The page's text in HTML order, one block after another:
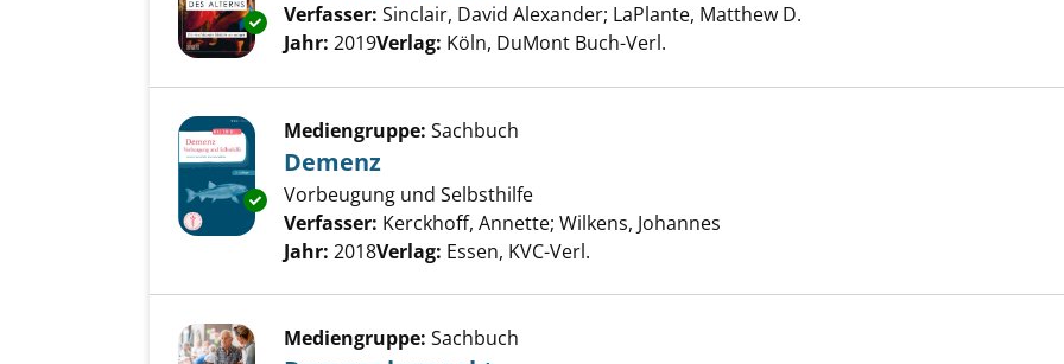
Exemplar-Details von Das Ende des Alterns anzeigen
Verfasser: Sinclair, David Alexander; LaPlante, Matthew D.
Jahr: 2019Verlag: Köln, DuMont Buch-Verl.
Exemplar-Details von Demenz anzeigen
Mediengruppe: Sachbuch
Demenz
Vorbeugung und Selbsthilfe
Verfasser: Kerckhoff, Annette; Wilkens, Johannes
Jahr: 2018Verlag: Essen, KVC-Verl.
Mediengruppe: Sachbuch